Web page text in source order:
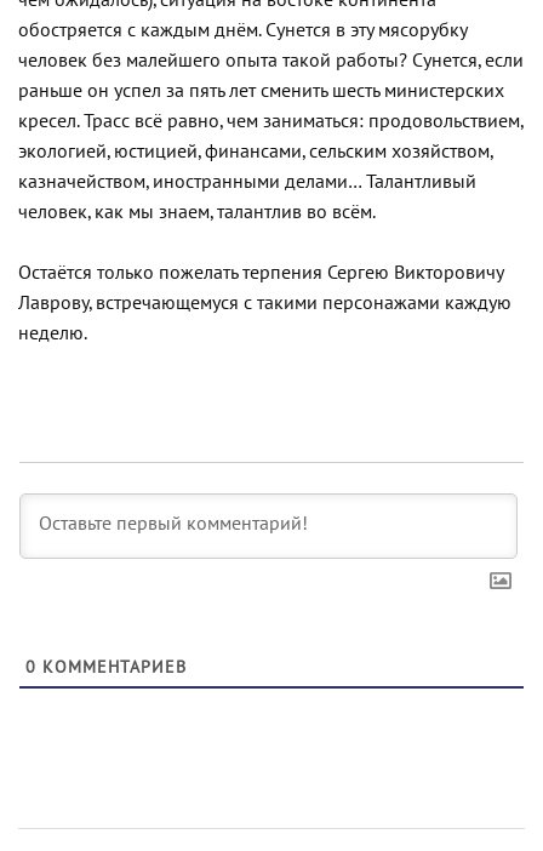
обостряется с каждым днём. Сунется в эту мясорубку
человек без малейшего опыта такой работы? Сунется, если
раньше он успел за пять лет сменить шесть министерских
кресел. Трасс всё равно, чем заниматься: продовольствием,
экологией, юстицией, финансами, сельским хозяйством,
казначейством, иностранными делами… Талантливый
человек, как мы знаем, талантлив во всём.
Остаётся только пожелать терпения Сергею Викторовичу
Лаврову, встречающемуся с такими персонажами каждую
неделю.
0 КОММЕНТАРИЕВ